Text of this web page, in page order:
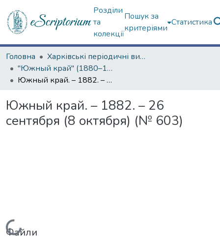
Розділи
та
колекції
Пошук за
критеріями
Статистика
Головна
Харківські періодичні видання
"Южный край" (1880–1919 гг.)
Южный край. – 1882. – 26 сентября (8 октября) (№ 603)
Южный край. – 1882. – 26
сентября (8 октября) (№ 603)
Вантажиться...
Файли